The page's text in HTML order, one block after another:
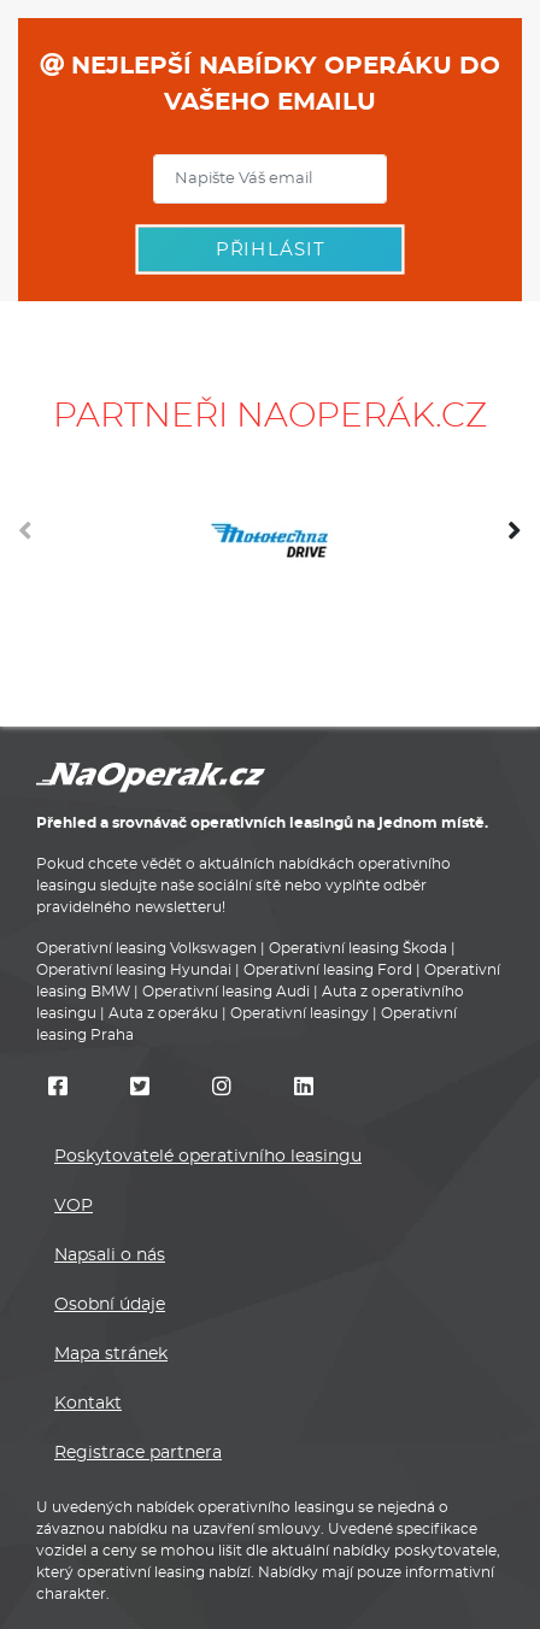
NEJLEPŠÍ NABÍDKY OPERÁKU DO
VAŠEHO EMAILU
PŘIHLÁSIT
PARTNEŘI NAOPERÁK.CZ
Přehled a srovnávač operativních leasingů na jednom místě.
Pokud chcete vědět o aktuálních nabídkách operativního
leasingu sledujte naše sociální sítě nebo vyplňte odběr
pravidelného newsletteru!
Operativní leasing Volkswagen Operativní leasing Škoda
Operativní leasing Hyundai
Operativní leasing Ford
Operativní
leasing BMW
Operativní leasing Audi
Auta z operativního
leasingu
Auta z operáku Operativní leasingy
Operativní
leasing Praha
Poskytovatelé operativního leasingu
VOP
Napsali o nás
Osobní údaje
Mapa stránek
Kontakt
Registrace partnera
U uvedených nabídek operativního leasingu se nejedná o
závaznou nabídku na uzavření smlouvy. Uvedené specifikace
vozidel a ceny se mohou lišit dle aktuální nabídky poskytovatele,
který operativní leasing nabízí. Nabídky mají pouze informativní
charakter.